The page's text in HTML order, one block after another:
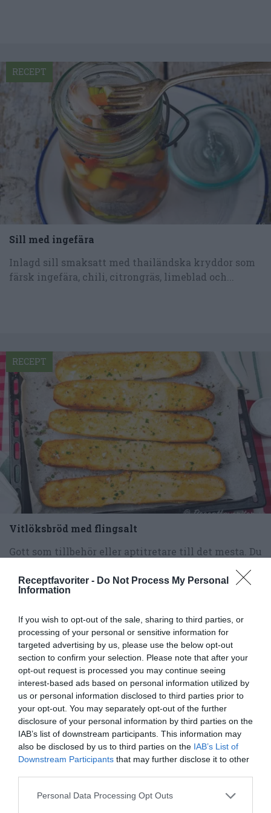
Receptfavoriter - Do Not Process My Personal
Information
If you wish to opt-out of the sale, sharing to third parties, or
processing of your personal or sensitive information for
targeted advertising by us, please use the below opt-out
section to confirm your selection. Please note that after your
opt-out request is processed you may continue seeing
interest-based ads based on personal information utilized by
us or personal information disclosed to third parties prior to
your opt-out. You may separately opt-out of the further
disclosure of your personal information by third parties on the
IAB’s list of downstream participants. This information may
also be disclosed by us to third parties on the IAB’s List of
Downstream Participants that may further disclose it to other
Personal Data Processing Opt Outs
Sill med ingefära
Inlagd sill smaksatt med thailändska kryddor som
färsk ingefära, chili, citrongräs, limeblad och...
RECEPT
Vitlöksbröd med flingsalt
Gott som tillbehör eller aptitretare till det mesta. Du
RECEPT
RECEPT